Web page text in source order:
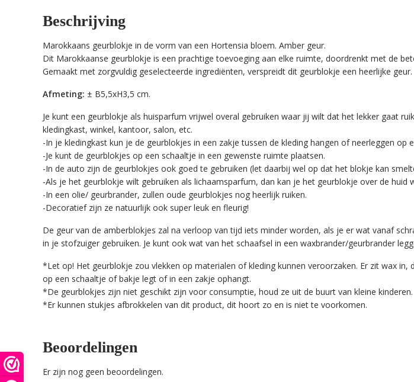
Beschrijving
Marokkaans geurblokje in de vorm van een Hortensia bloem. Amber geur.
Dit Marokkaanse geurblokje is een prachtige toevoeging aan elke ruimte, doordrenkt met de
Gemaakt met zorgvuldig geselecteerde ingrediënten, verspreidt dit geurblokje een heerlijke geur.
Afmeting: ± B5,5xH3,5 cm.
Je kunt een geurblokje als huisparfum vrijwel overal gebruiken waar jij wilt dat het lekker gaat
kledingkast, winkel, kantoor, salon, etc.
-In je kledingkast kun je de geurblokjes in een zakje tussen de kleding hangen of neerleggen op
-Je kunt de geurblokjes op een schaaltje in een gewenste ruimte plaatsen.
-In de auto zijn de geurblokjes ook goed te gebruiken (let daarbij wel op dat het blokje kan
-Als je het geurblokje wilt gebruiken als lichaamsparfum, dan kan je het geurblokje over de huid
-In een olie/ geurbrander, zullen oude geurblokjes nog heerlijk ruiken.
-Decoratief zijn ze natuurlijk ook super leuk en fleurig!
De geur van de amberblokjes zal na verloop van tijd iets minder worden, als je er wat vanaf
in je stofzuiger gebruiken. Je kunt ook wat van het schaafsel in een waxbrander/geurbrander
*Let op! Het geurblokje zou vlekken op materialen of kleding kunnen veroorzaken. Er zit wax
op een schaaltje of bakje legt of in een zakje ophangt.
*De geurblokjes zijn niet geschikt zijn voor consumptie, houd ze uit de buurt van kleine kinderen.
*Er kunnen stukjes afbrokkelen van dit product, dit hoort zo en is niet te voorkomen.
Beoordelingen
Er zijn nog geen beoordelingen.